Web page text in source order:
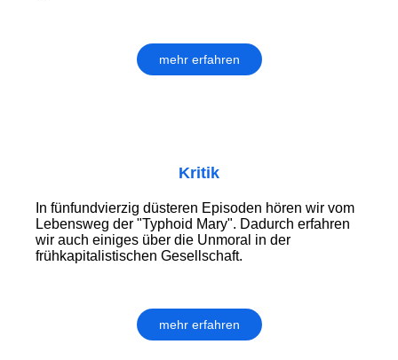
mehr erfahren
Kritik
In fünfundvierzig düsteren Episoden hören wir vom
Lebensweg der "Typhoid Mary". Dadurch erfahren
wir auch einiges über die Unmoral in der
frühkapitalistischen Gesellschaft.
mehr erfahren